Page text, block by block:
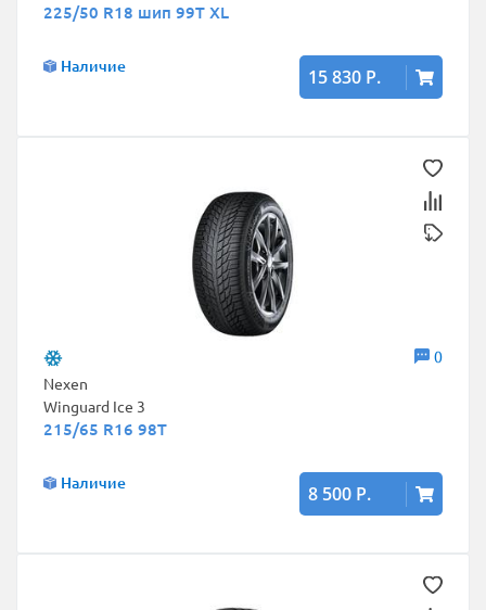
225/50 R18 шип 99T XL
Наличие 15 830 Р.
0
Nexen
Winguard Ice 3
215/65 R16 98T
Наличие 8 500 Р.